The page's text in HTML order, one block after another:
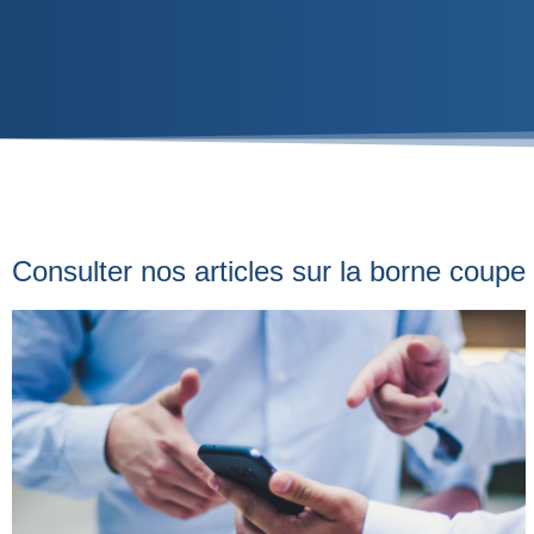
Consulter nos articles sur la borne coupe